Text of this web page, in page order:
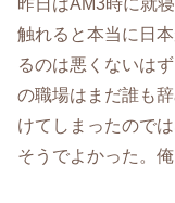
触れると本当に日
るのは悪くないは
の職場はまだ誰も
けてしまったので
そうでよかった。